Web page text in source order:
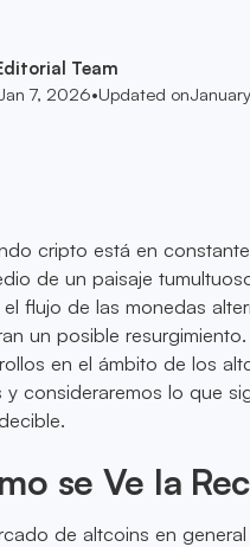
Team
7, 2026•Updated on
cripto está en
de un paisaje
flujo de las monedas
un posible
en el ámbito de los
y consideraremos lo que
se Ve la
de altcoins en